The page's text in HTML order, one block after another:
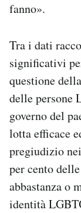
fanno».
Tra i dati
significativi
questione
delle persone
governo del
lotta efficace
pregiudizio
per cento
abbastanza o
identità